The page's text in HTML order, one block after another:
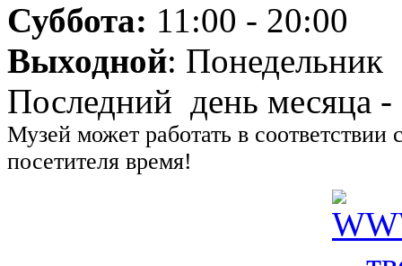
Суббота: 11:00 - 20:00
Выходной: Понедельник
Последний день месяца -
Музей может работать в
посетителя время!